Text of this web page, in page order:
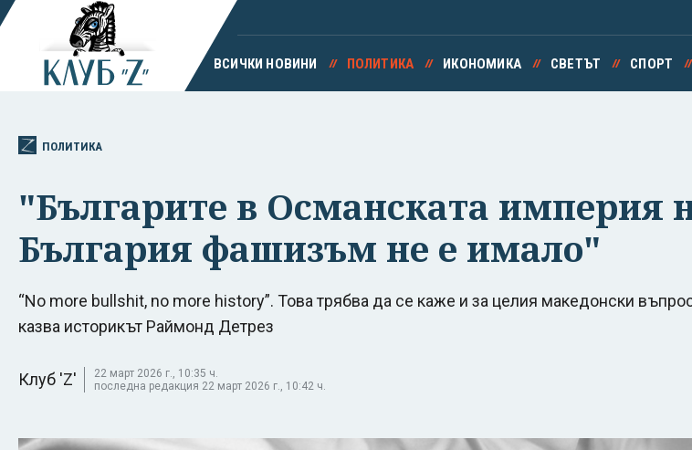
ВСИЧКИ НОВИНИ ПОЛИТИКА ИКОНОМИКА СВЕТЪТ СПОРТ
ПОЛИТИКА
"Българите в Османската империя
България фашизъм не е имало"
“No more bullshit, no more history”. Това трябва да се каже и за целия македонски
казва историкът Раймонд Детрез
Клуб 'Z'
22 март 2026 г., 10:35 ч.
последна редакция 22 март 2026 г., 10:42 ч.